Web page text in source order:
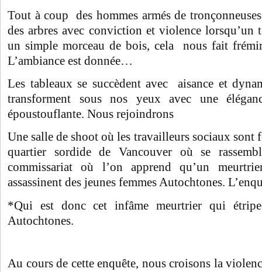
Tout à coup des hommes armés de
des arbres avec conviction et violence lorsqu’un
un simple morceau de bois, cela nous fait
L’ambiance est donnée…
Les tableaux se succèdent avec aisance et
transforment sous nos yeux avec une
époustouflante. Nous rejoindrons
Une salle de shoot où les travailleurs sociaux sont
quartier sordide de Vancouver où se
commissariat où l’on apprend qu’un
assassinent des jeunes femmes Autochtones.
*Qui est donc cet infâme meurtrier qui
Autochtones.
Au cours de cette enquête, nous croisons la